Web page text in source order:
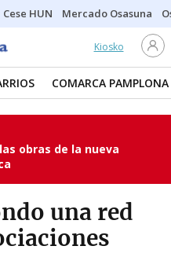
Cese HUN Mercado Osasuna
Kiosko
COMARCA PAMPLONA
obras de la nueva
una red